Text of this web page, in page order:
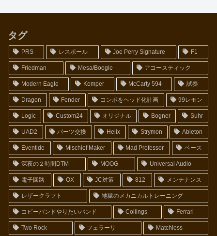
タグ
PRS レスポール Joe Perry Signature F1
Friedman Mesa/Boogie アコースティック
Modern Eagle Kemper McCarty 594 試奏
Dragon Fender コンボをヘッド化計画 99レモン
Logic Custom24 オリジナル Bogner Suhr
UAD2 パーツ交換 Helix Strymon Ableton
Eventide Mischief Maker Mad Professor ベース
深夜の２時間DTM MOOG Universal Audio
電子回路 OX JC対策 812 メンテナンス
レザークラフト 地獄のメカニカルトレーニング
コピーバンドやりたいバンド Collings Ferrari
Two Rock フェラーリ Matchless